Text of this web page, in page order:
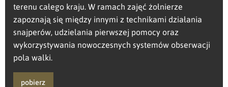
terenu całego kraju. W ramach zajęć żołnierze
zapoznają się między innymi z technikami działania
snajperów, udzielania pierwszej pomocy oraz
wykorzystywania nowoczesnych systemów obserwacji
pola walki.
pobierz